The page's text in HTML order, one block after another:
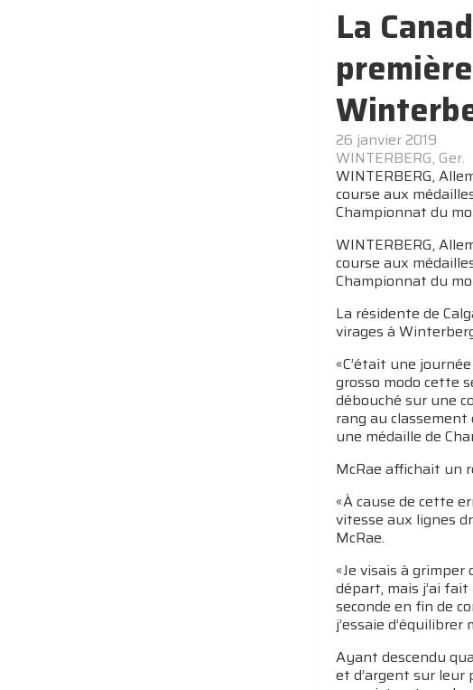
La
26 janvier 2019
WINTERBERG, Ger.
WINTERBERG,
course aux
Championnat du
WINTERBERG,
course aux
Championnat du
La résidente de
virages à
«C’était une
grosso modo cette
débouché sur une
rang au
une médaille de
McRae affichait un
«À cause de cette
vitesse aux lignes
McRae.
«Je visais à
départ, mais j’ai
seconde en fin de
j’essaie
Ayant descendu
et d’argent sur leur